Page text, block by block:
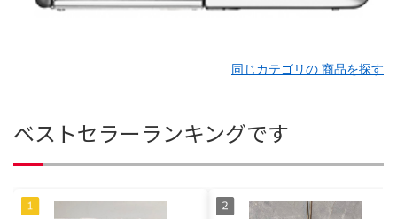
同じカテゴリの 商品を探す
ベストセラーランキングです